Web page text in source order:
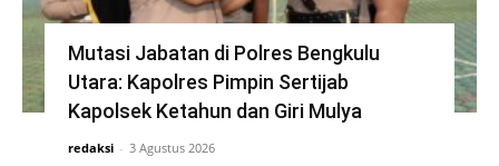
Mutasi Jabatan di Polres Bengkulu
Utara: Kapolres Pimpin Sertijab
Kapolsek Ketahun dan Giri Mulya
redaksi - 3 Agustus 2026